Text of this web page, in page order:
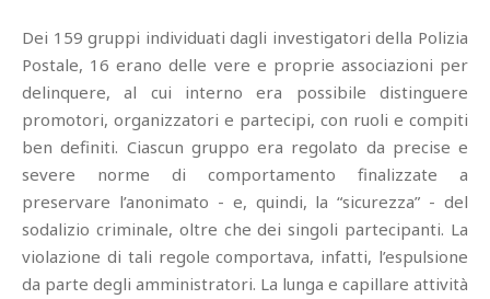
Dei 159 gruppi individuati dagli investigatori della Polizia
Postale, 16 erano delle vere e proprie associazioni per
delinquere, al cui interno era possibile distinguere
promotori, organizzatori e partecipi, con ruoli e compiti
ben definiti. Ciascun gruppo era regolato da precise e
severe norme di comportamento finalizzate a
preservare l’anonimato - e, quindi, la “sicurezza” - del
sodalizio criminale, oltre che dei singoli partecipanti. La
violazione di tali regole comportava, infatti, l’espulsione
da parte degli amministratori. La lunga e capillare attività